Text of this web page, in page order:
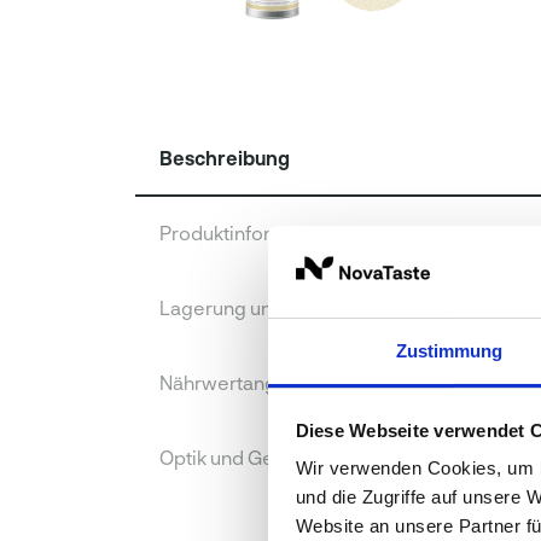
Zustimmung
Diese Webseite verwendet
Wir verwenden Cookies,
und die Zugriffe auf unsere
Website an unsere Partner
Beschreibung
Produktinformationen
Lagerung und Verpackung
Nährwertangaben je 100 g
Optik und Geschmack